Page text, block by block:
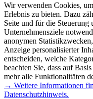
Wir verwenden Cookies,
Erlebnis zu bieten. Dazu
Seite und für die Steuerung
Unternehmensziele
anonymen
Anzeige personalisierter
entscheiden, welche
beachten Sie, dass auf
mehr alle Funktionalitäten
→ Weitere Informationen
Datenschutzhinweis.